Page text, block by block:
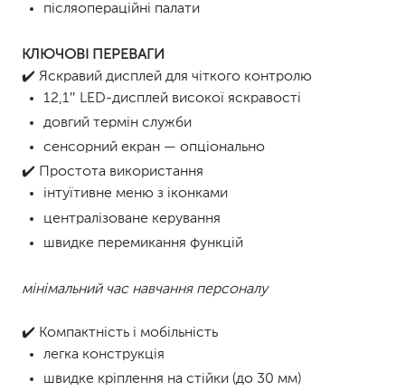
післяопераційні палати
КЛЮЧОВІ ПЕРЕВАГИ
✔️ Яскравий дисплей для чіткого контролю
12,1″ LED-дисплей високої яскравості
довгий термін служби
сенсорний екран — опціонально
✔️ Простота використання
інтуїтивне меню з іконками
централізоване керування
швидке перемикання функцій
мінімальний час навчання персоналу
✔️ Компактність і мобільність
легка конструкція
швидке кріплення на стійки (до 30 мм)